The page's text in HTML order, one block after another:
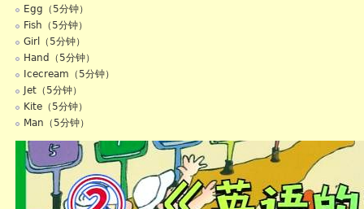
Egg（5分钟）
Fish（5分钟）
Girl（5分钟）
Hand（5分钟）
Icecream（5分钟）
Jet（5分钟）
Kite（5分钟）
Man（5分钟）